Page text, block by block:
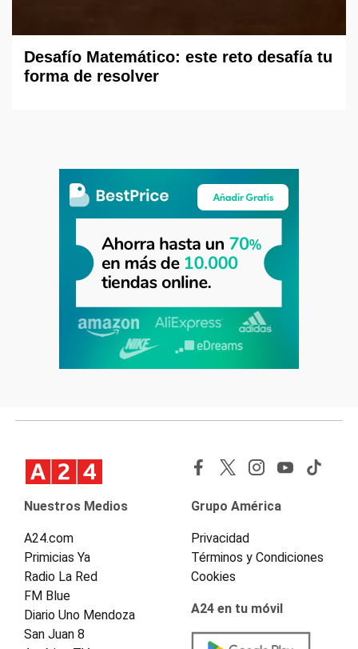
Desafío Matemático: este reto desafía tu
forma de resolver
Nuestros Medios
A24.com
Primicias Ya
Radio La Red
FM Blue
Diario Uno Mendoza
San Juan 8
Grupo América
Privacidad
Términos y Condiciones
Cookies
A24 en tu móvil